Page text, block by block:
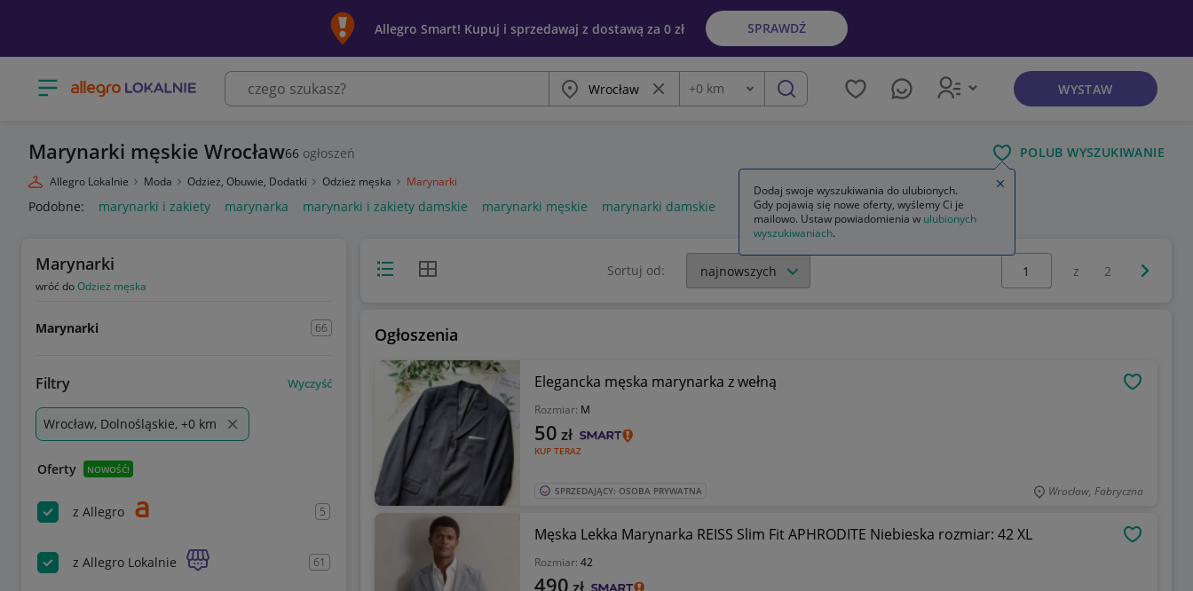
Allegro Smart! Kupuj i sprzedawaj z dostawą za 0 zł SPRAWDŹ
Otwórz menu z kategoriami Miasto Wyczyść frazę
Odległość
+0 km szukaj WYSTAW
Marynarki męskie Wrocław66 ogłoszeń POLUB WYSZUKIWANIE
Allegro Lokalnie Moda Odzież, Obuwie, Dodatki Odzież męska Marynarki
Podobne: marynarki i zakiety marynarka marynarki i zakiety damskie marynarki męskie marynarki damskie
Marynarki
wróć doOdzież męska
Marynarki 66
Filtry Wyczyść
Wrocław, Dolnośląskie, +0 km
Oferty NOWOŚĆ!
z Allegro 5
z Allegro Lokalnie 61
Widok listyWidok siatki Sortuj od:
Wybierz stronę:
z 2
Ogłoszenia
Elegancka męska marynarka z wełną
Rozmiar: M
KUP TERAZ
50 zł
SPRZEDAJĄCY: OSOBA PRYWATNA Wrocław, Fabryczna
Męska Lekka Marynarka REISS Slim Fit APHRODITE Niebieska rozmiar: 42 XL
Rozmiar: 42
490
Dodaj swoje wyszukiwania do ulubionych.
Gdy pojawią się nowe oferty, wyślemy Ci je
mailowo. Ustaw powiadomienia w ulubionych
wyszukiwaniach.
Zamknij wskazówkę